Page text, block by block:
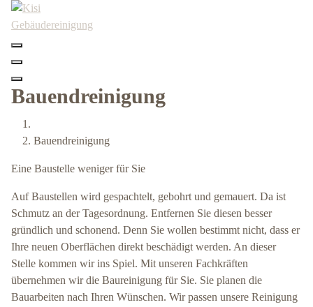
Skip
content
Bauendreinigung
Bauendreinigung
Eine Baustelle weniger für Sie
Auf Baustellen wird gespachtelt, gebohrt und gemauert. Da ist
Schmutz an der Tagesordnung. Entfernen Sie diesen besser
gründlich und schonend. Denn Sie wollen bestimmt nicht, dass er
Ihre neuen Oberflächen direkt beschädigt werden. An dieser
Stelle kommen wir ins Spiel. Mit unseren Fachkräften
übernehmen wir die Baureinigung für Sie. Sie planen die
Bauarbeiten nach Ihren Wünschen. Wir passen unsere Reinigung